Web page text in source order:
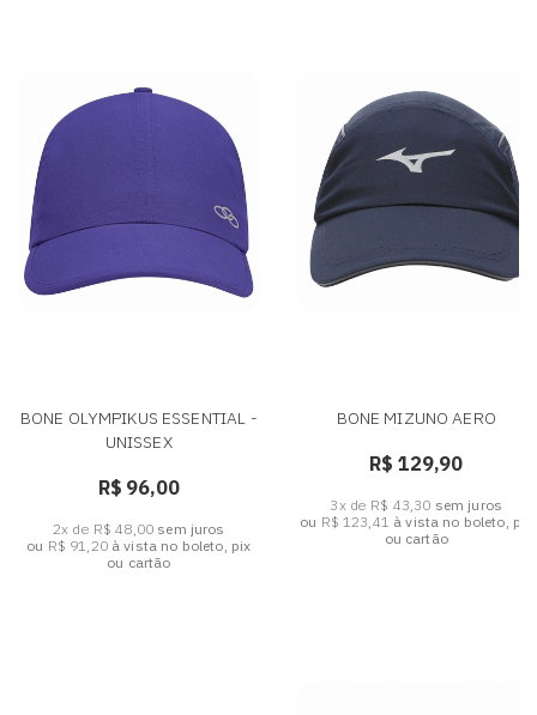
BONE OLYMPIKUS ESSENTIAL -
UNISSEX
R$ 96,00
2x de R$ 48,00 sem juros
ou R$ 91,20à vista no boleto, pix
ou cartão
BONE MIZUNO AERO
R$ 129,90
3x de R$ 43,30 sem juros
ou R$ 123,41 à vista no boleto, pix
ou cartão